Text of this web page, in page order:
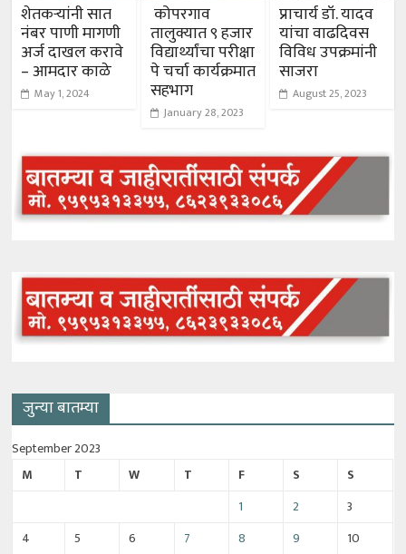
शेतकऱ्यांनी सात
नंबर पाणी मागणी
अर्ज दाखल करावे
– आमदार काळे
May 1, 2024
कोपरगाव
तालुक्यात ९ हजार
विद्यार्थ्यांचा परीक्षा
पे चर्चा कार्यक्रमात
सहभाग
January 28, 2023
प्राचार्य डॉ. यादव
यांचा वाढदिवस
विविध उपक्रमांनी
साजरा
August 25, 2023
जुन्या बातम्या
September 2023
M
T W T F S
S
1
2
3
4
5 6 7 8 9 10